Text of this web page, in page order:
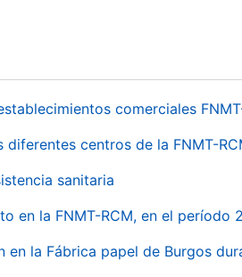
comerciales
centros de la FNMT-
sanitaria
en la FNMT-RCM, en el período
la Fábrica papel de Burgos